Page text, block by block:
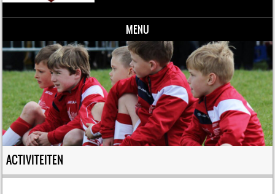
MENU
Skip to content
ACTIVITEITEN